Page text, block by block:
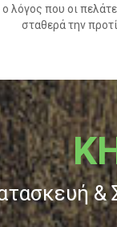
ο λόγος που οι
σταθερά την